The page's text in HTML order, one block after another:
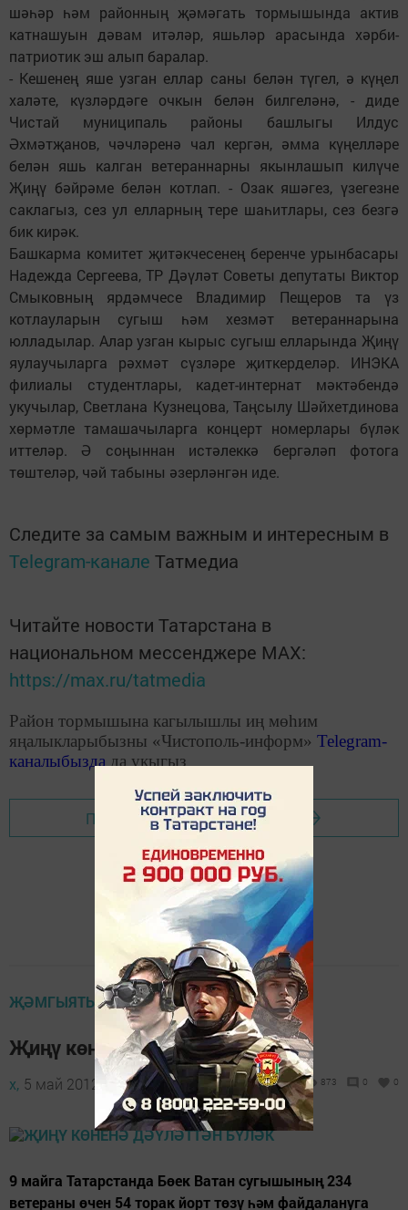
шәһәр һәм районның җәмәгать тормышында актив
катнашуын дәвам итәләр, яшьләр арасында хәрби-
патриотик эш алып баралар.
- Кешенең яше узган еллар саны белән түгел, ә күңел
халәте, күзләрдәге очкын белән билгеләнә, - диде
Чистай муниципаль районы башлыгы Илдус
Әхмәтҗанов, чәчләренә чал кергән, әмма күңелләре
белән яшь калган ветераннарны якынлашып килүче
Җиңү бәйрәме белән котлап. - Озак яшәгез, үзегезне
саклагыз, сез ул елларның тере шаһитлары, сез безгә
бик кирәк.
Башкарма комитет җитәкчесенең беренче урынбасары
Надежда Сергеева, ТР Дәүләт Советы депутаты Виктор
Смыковның ярдәмчесе Владимир Пещеров та үз
котлауларын сугыш һәм хезмәт ветераннарына
юлладылар. Алар узган кырыс сугыш елларында Җиңү
яулаучыларга рәхмәт сүзләре җиткерделәр. ИНЭКА
филиалы студентлары, кадет-интернат мәктәбендә
укучылар, Светлана Кузнецова, Таңсылу Шәйхетдинова
хөрмәтле тамашачыларга концерт номерлары бүләк
иттеләр. Ә соңыннан истәлеккә бергәләп фотога
төштеләр, чәй табыны әзерләнгән иде.
Следите за самым важным и интересным в
Telegram-канале Татмедиа
Читайте новости Татарстана в
национальном мессенджере MАХ:
https://max.ru/tatmedia
Район тормышына кагылышлы иң мөһим
яңалыкларыбызны «Чистополь-информ» Telegram-
каналыбызда да укыгыз
Перейти на страницу новости
ҖӘМГЫЯТЬ
Җиңү көненә дәүләттән бүләк
х, 5 май 2012 - 12:38 873 0 0
9 майга Татарстанда Бөек Ватан сугышының 234
ветераны өчен 54 торак йорт төзү һәм файдалануга